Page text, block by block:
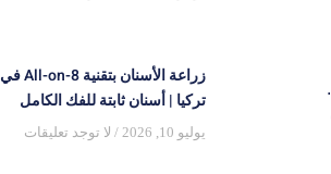
زراعة الأسنان بتقنية All-on-8 في
تركيا | أسنان ثابتة للفك الكامل
يوليو 10, 2026 لا توجد تعليقات